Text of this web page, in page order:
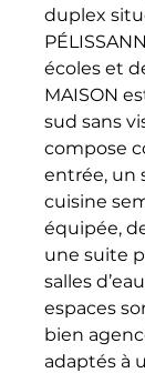
duplex
écoles et
MAISON
sud sans
compose
entrée, un
cuisine
équipée,
une suite
salles
espaces
bien
adaptés à